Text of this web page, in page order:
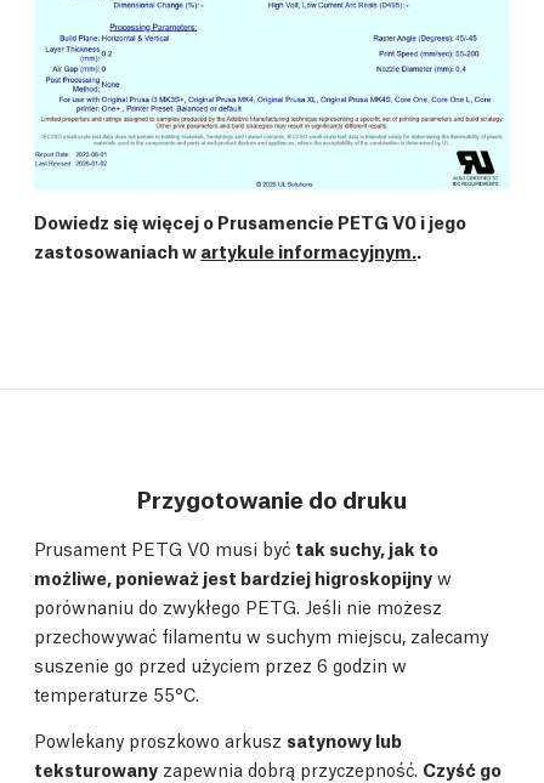
Dowiedz się więcej o Prusamencie PETG V0 i jego
zastosowaniach w artykule informacyjnym..
Przygotowanie do druku
Prusament PETG V0 musi być tak suchy, jak to
możliwe, ponieważ jest bardziej higroskopijny w
porównaniu do zwykłego PETG. Jeśli nie możesz
przechowywać filamentu w suchym miejscu, zalecamy
suszenie go przed użyciem przez 6 godzin w
temperaturze 55°C.
Powlekany proszkowo arkusz satynowy lub
teksturowany zapewnia dobrą przyczepność. Czyść go